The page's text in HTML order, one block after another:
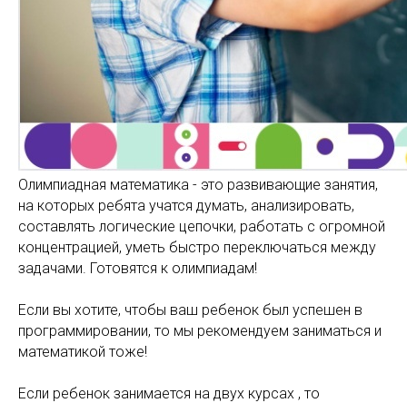
Олимпиадная математика - это развивающие занятия,
на которых ребята учатся думать, анализировать,
составлять логические цепочки, работать с огромной
концентрацией, уметь быстро переключаться между
задачами. Готовятся к олимпиадам!
Если вы хотите, чтобы ваш ребенок был успешен в
программировании, то мы рекомендуем заниматься и
математикой тоже!
Если ребенок занимается на двух курсах , то